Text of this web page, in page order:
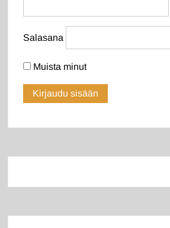
Salasana
Muista minut